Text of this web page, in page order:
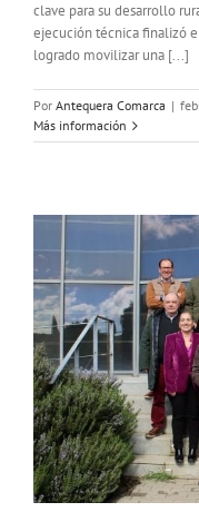
clave para su desarrollo
ejecución técnica finalizó
logrado movilizar una [...]
Por Antequera Comarca |
Más información